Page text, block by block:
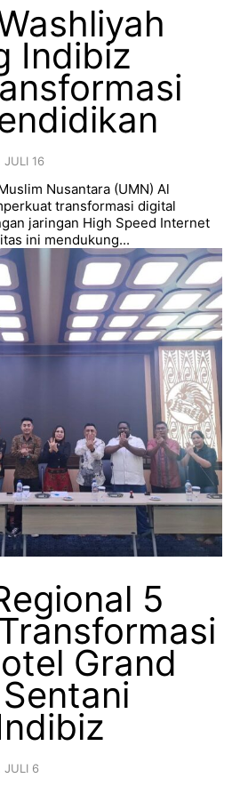
Indibiz
16
Nusantara (UMN) Al
transformasi digital
jaringan High Speed Internet
Indibiz. Fasilitas ini mendukung...
5
Grand
JULI 6